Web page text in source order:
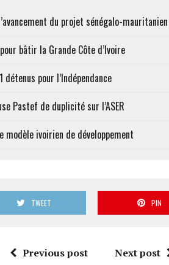
du projet sénégalo-mauritanien
bâtir la Grande Côte d’Ivoire
pour l’Indépendance
Pastef de duplicité sur l’ASER
ivoirien de développement
TWEET PIN
Previous post Next post